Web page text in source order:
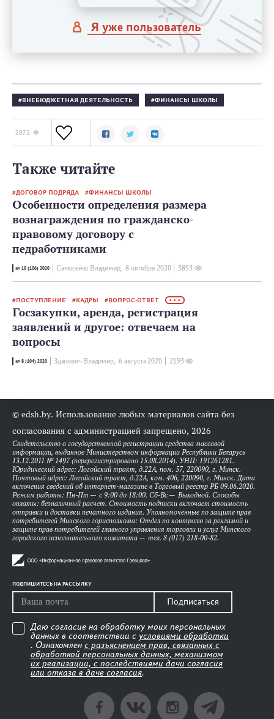
Я уже пользователь
ВНЕБЮДЖЕТНАЯ ДЕЯТЕЛЬНОСТЬ ФИНАНСЫ ШКОЛЫ
2872
Также читайте
ДОГОВОР ПОДРЯДА ФИНАНСЫ ШКОЛЫ
Особенности определения размера
вознаграждения по гражданско-
правовому договору с
педработниками
№ 10 (106) 2020 Самосейко Владимир, 8 октября 2020 3853
ПОСТУПЛЕНИЕ КАДРЫ ВОПРОС-ОТВЕТ • • •
Госзакупки, аренда, регистрация
заявлений и другое: отвечаем на
вопросы
№ 8 (104) 2020 Зданович Владимир, 6 августа 2020 2193
© edsh.by. Использование любых материалов сайта без
согласования с администрацией запрещено, 2026
Свидетельство о государственной регистрации средства массовой
информации, выданное Министерством информации Республики Беларусь
13.12.2011 № 1497 (перерегистрировано 15.08.2014). УНП: 191261281.
Юридический адрес: Логойский тракт, д.22А, пом. 57, 220090, г. Минск.
Почтовый адрес: Логойский тракт, д.22А, ком. 406, 220090, г. Минск. Дата
включения сведений об интернет-магазине в Торговый реестр РБ 09.06.2020.
Режим работы: Пн-Пт — с 9:00 до 18:00. Сб-Вс — Выходной. Способы
оплаты: безналичный расчет. Стоимость подписки включает стоимость
отправки и доставки печатного издания. Уполномоченные по защите прав
потребителей Минского горисполкома: Отдел по контролю за рекламой и
защите прав потребителей главного управления торговли и услуг Минского
городского исполнительного комитета — тел. 8 (017) 218-00-82.
ПОДПИШИТЕСЬ НА РАССЫЛКУ
Подписаться
Даю согласие на обработку моих персональных
данных в соответствии с условиями обработки
. Ознакомлен с разъяснением прав, связанных с
обработкой персональных данных, механизмом
их реализации, с последствиями дачи согласия
или отказа в даче согласия.